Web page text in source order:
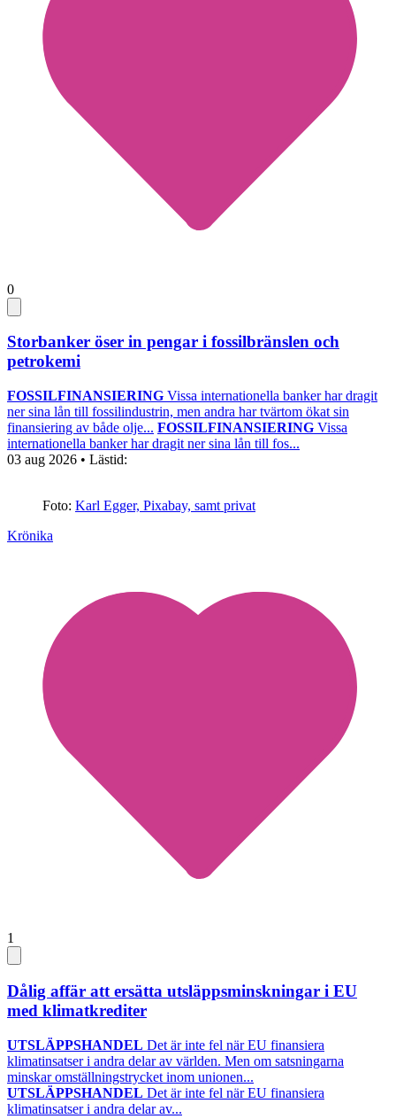
0
Storbanker öser in pengar i fossilbränslen och
petrokemi
FOSSILFINANSIERING Vissa internationella banker har dragit
ner sina lån till fossilindustrin, men andra har tvärtom ökat sin
finansiering av både olje... FOSSILFINANSIERING Vissa
internationella banker har dragit ner sina lån till fos...
03 aug 2026 • Lästid:
Foto: Karl Egger, Pixabay, samt privat
Krönika
1
Dålig affär att ersätta utsläppsminskningar i EU
med klimatkrediter
UTSLÄPPSHANDEL Det är inte fel när EU finansiera
klimatinsatser i andra delar av världen. Men om satsningarna
minskar omställningstrycket inom unionen...
UTSLÄPPSHANDEL Det är inte fel när EU finansiera
klimatinsatser i andra delar av...